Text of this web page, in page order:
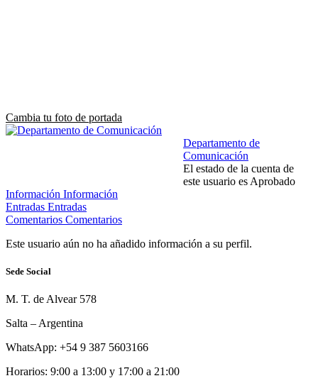
Cambia tu foto de portada
Departamento de
Comunicación
El estado de la cuenta de
este usuario es Aprobado
Información Información
Entradas Entradas
Comentarios Comentarios
Este usuario aún no ha añadido información a su perfil.
Sede Social
M. T. de Alvear 578
Salta – Argentina
WhatsApp: +54 9 387 5603166
Horarios: 9:00 a 13:00 y 17:00 a 21:00